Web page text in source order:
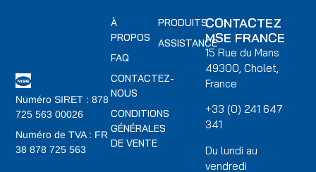
Numéro SIRET : 878
725 563 00026
Numéro de TVA : FR
38 878 725 563
PRODUITS
ASSISTANCE
À
PROPOS
FAQ
CONTACTEZ-
NOUS
CONDITIONS
GÉNÉRALES
DE VENTE
CONTACTEZ
MSE FRANCE
15 Rue du Mans
49300, Cholet,
France
+33 (0) 241 647
341
Du lundi au
vendredi